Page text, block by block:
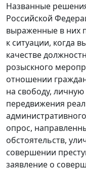
Названные
Российской
выраженные в них
к ситуации, когда
качестве
розыскного
отношении
на свободу,
передвижения
опрос,
обстоятельств,
совершении
заявление о